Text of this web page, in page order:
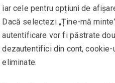
iar cele pentru opțiuni de
Dacă selectezi „Ține-mă
autentificare vor fi păstrate
dezautentifici din cont,
eliminate.